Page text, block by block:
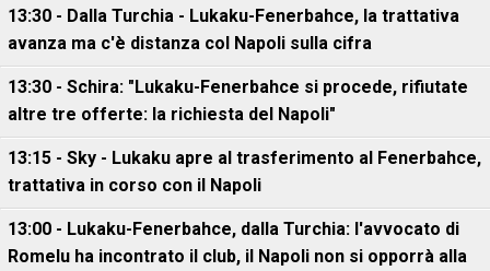
13:30 - Dalla Turchia - Lukaku-Fenerbahce, la trattativa
avanza ma c'è distanza col Napoli sulla cifra
13:30 - Schira: "Lukaku-Fenerbahce si procede, rifiutate
altre tre offerte: la richiesta del Napoli"
13:15 - Sky - Lukaku apre al trasferimento al Fenerbahce,
trattativa in corso con il Napoli
13:00 - Lukaku-Fenerbahce, dalla Turchia: l'avvocato di
Romelu ha incontrato il club, il Napoli non si opporrà alla